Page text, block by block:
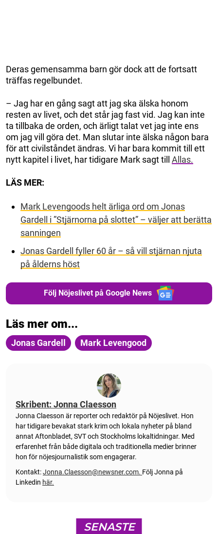
Deras gemensamma barn gör dock att de fortsatt
träffas regelbundet.
– Jag har en gång sagt att jag ska älska honom
resten av livet, och det står jag fast vid. Jag kan inte
ta tillbaka de orden, och ärligt talat vet jag inte ens
om jag vill göra det. Man slutar inte älska någon bara
för att civilståndet ändras. Vi har bara kommit till ett
nytt kapitel i livet, har tidigare Mark sagt till Allas.
LÄS MER:
Mark Levengoods helt ärliga ord om Jonas
Gardell i ”Stjärnorna på slottet” – väljer att berätta
sanningen
Jonas Gardell fyller 60 år – så vill stjärnan njuta
på ålderns höst
Följ Nöjeslivet på Google News
Läs mer om...
Jonas Gardell Mark Levengood
Skribent: Jonna Claesson
Jonna Claesson är reporter och redaktör på Nöjeslivet. Hon
har tidigare bevakat stark krim och lokala nyheter på bland
annat Aftonbladet, SVT och Stockholms lokaltidningar. Med
erfarenhet från både digitala och traditionella medier brinner
hon för nöjesjournalistik som engagerar.
Kontakt:Jonna.Claesson@newsner.com. Följ Jonna på
Linkedin här.
SENASTE